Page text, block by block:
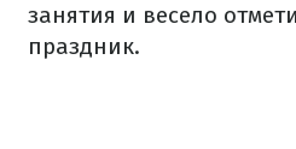
занятия и весело
праздник.